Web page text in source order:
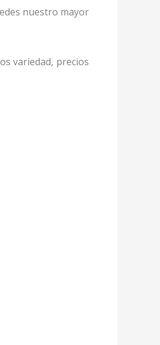
nuestro mayor
variedad, precios